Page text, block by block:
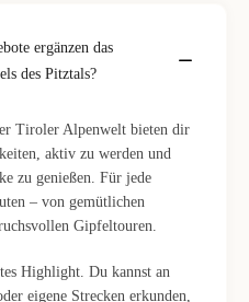
ergänzen das
des Pitztals?
Tiroler Alpenwelt bieten dir
aktiv zu werden und
zu genießen. Für jede
– von gemütlichen
Gipfeltouren.
Highlight. Du kannst an
eigene Strecken erkunden,